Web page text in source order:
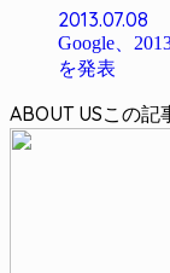
2013.07.08
Google、
を発表
ABOUT US